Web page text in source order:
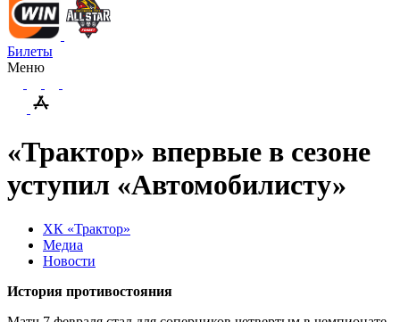
Билеты
Меню
«Трактор» впервые в сезоне
уступил «Автомобилисту»
ХК «Трактор»
Медиа
Новости
История противостояния